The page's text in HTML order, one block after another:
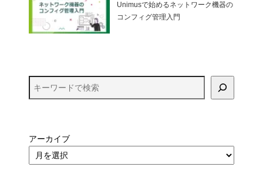
Unimusで始めるネットワーク機器の
コンフィグ管理入門
アーカイブ